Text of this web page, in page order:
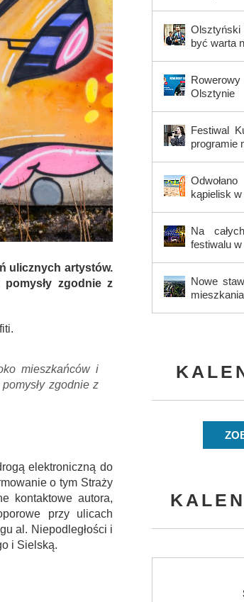
ulicznych artystów.
zgodnie z
mieszkańców i
zgodnie z
elektroniczną do
o tym Straży
kontaktowe autora,
przy ulicach
al. Niepodległości i
i Sielską.
być warta
Olsztynie
Festiwal
programie
kąpielisk
Na
festiwalu w
Nowe